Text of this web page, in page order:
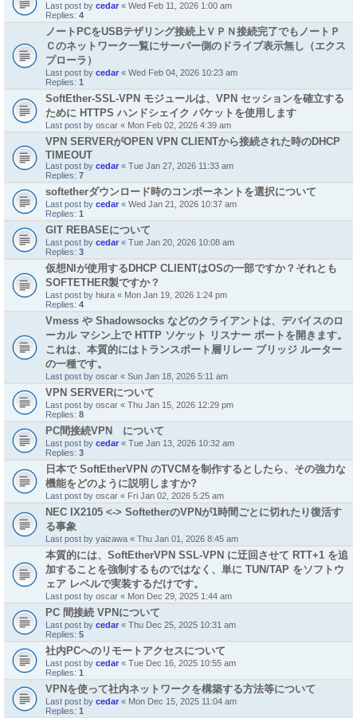
Last post by cedar « Wed Feb 11, 2026 1:00 am
Replies: 4
ノートPCをUSBテザリング接続上ＶＰＮ接続完了でもノートＰ
Ｃのネットワーク一覧にサーバー側のドライブ表示無し（エクス
プローラ）
Last post by cedar « Wed Feb 04, 2026 10:23 am
Replies: 1
SoftEther-SSL-VPN モジュールは、VPN セッションを確立する
ために HTTPS ハンドシェイク パケットを使用します
Last post by oscar « Mon Feb 02, 2026 4:39 am
VPN SERVERがOPEN VPN CLIENTから接続された時のDHCP
TIMEOUT
Last post by cedar « Tue Jan 27, 2026 11:33 am
Replies: 7
softetherダウンロード時のコンポーネントを選択について
Last post by cedar « Wed Jan 21, 2026 10:37 am
Replies: 1
GIT REBASEについて
Last post by cedar « Tue Jan 20, 2026 10:08 am
Replies: 3
仮想NIが使用するDHCP CLIENTはOSの一部ですか？それとも
SOFTETHER製ですか？
Last post by hiura « Mon Jan 19, 2026 1:24 pm
Replies: 4
Vmess や Shadowsocks などのクライアントは、デバイスのロ
ーカル マシン上で HTTP ソケット リスナー ポートを開きます。
これは、本質的にはトランスポート層リレー ブリッジ ルーター
の一種です。
Last post by oscar « Sun Jan 18, 2026 5:11 am
VPN SERVERについて
Last post by oscar « Thu Jan 15, 2026 12:29 pm
Replies: 8
PC間接続VPN について
Last post by cedar « Tue Jan 13, 2026 10:32 am
Replies: 3
日本で SoftEtherVPN のTVCMを制作するとしたら、その強力な
機能をどのように説明しますか?
Last post by oscar « Fri Jan 02, 2026 5:25 am
NEC IX2105 <-> SoftetherのVPNが1時間ごとに切れたり復活す
る事象
Last post by yaizawa « Thu Jan 01, 2026 8:45 am
本質的には、SoftEtherVPN SSL-VPN に迂回させて RTT+1 を追
加することを強制するものではなく、単に TUN/TAP をソフトウ
ェア レベルで実装するだけです。
Last post by oscar « Mon Dec 29, 2025 1:44 am
PC 間接続 VPNについて
Last post by cedar « Thu Dec 25, 2025 10:31 am
Replies: 5
社内PCへのリモートアクセスについて
Last post by cedar « Tue Dec 16, 2025 10:55 am
Replies: 1
VPNを使って社内ネットワークを構築する方法等について
Last post by cedar « Mon Dec 15, 2025 11:04 am
Replies: 1